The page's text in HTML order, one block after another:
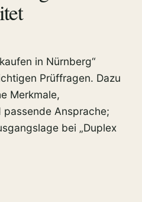
in Nürnberg“
Prüffragen. Dazu
Merkmale,
Ansprache;
bei „Duplex